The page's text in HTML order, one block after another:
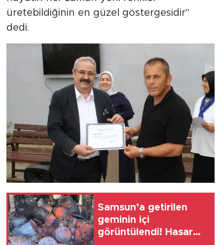
üretebildiğinin en güzel göstergesidir"
dedi.
Samsun’a getirilen
geminin içi
görüntülendi! Hasar